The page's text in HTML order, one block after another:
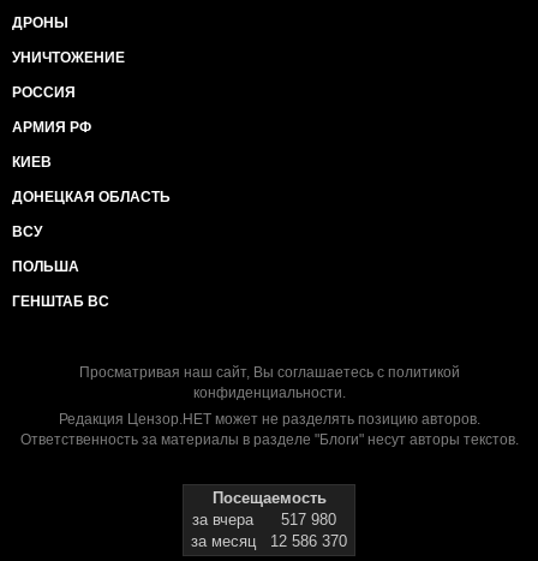
ДРОНЫ
УНИЧТОЖЕНИЕ
РОССИЯ
АРМИЯ РФ
КИЕВ
ДОНЕЦКАЯ ОБЛАСТЬ
ВСУ
ПОЛЬША
ГЕНШТАБ ВС
Просматривая наш сайт, Вы соглашаетесь с политикой
конфиденциальности.
Редакция Цензор.НЕТ может не разделять позицию авторов.
Ответственность за материалы в разделе "Блоги" несут авторы текстов.
Посещаемость
за вчера
517 980
за месяц
12 586 370